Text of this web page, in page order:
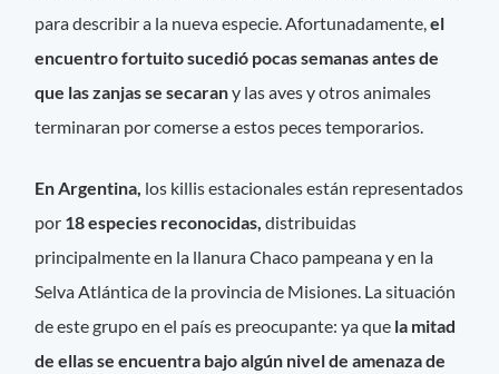
para describir a la nueva especie. Afortunadamente,el
encuentro fortuito sucedió pocas semanas antes de
que las zanjas se secarany las aves y otros animales
terminaran por comerse a estos peces temporarios.
En Argentina, los killis estacionales están representados
por 18 especies reconocidas,distribuidas
principalmente en la llanura Chaco pampeana y en la
Selva Atlántica de la provincia de Misiones. La situación
de este grupo en el país es preocupante: ya que la mitad
de ellas se encuentra bajo algún nivel de amenaza de